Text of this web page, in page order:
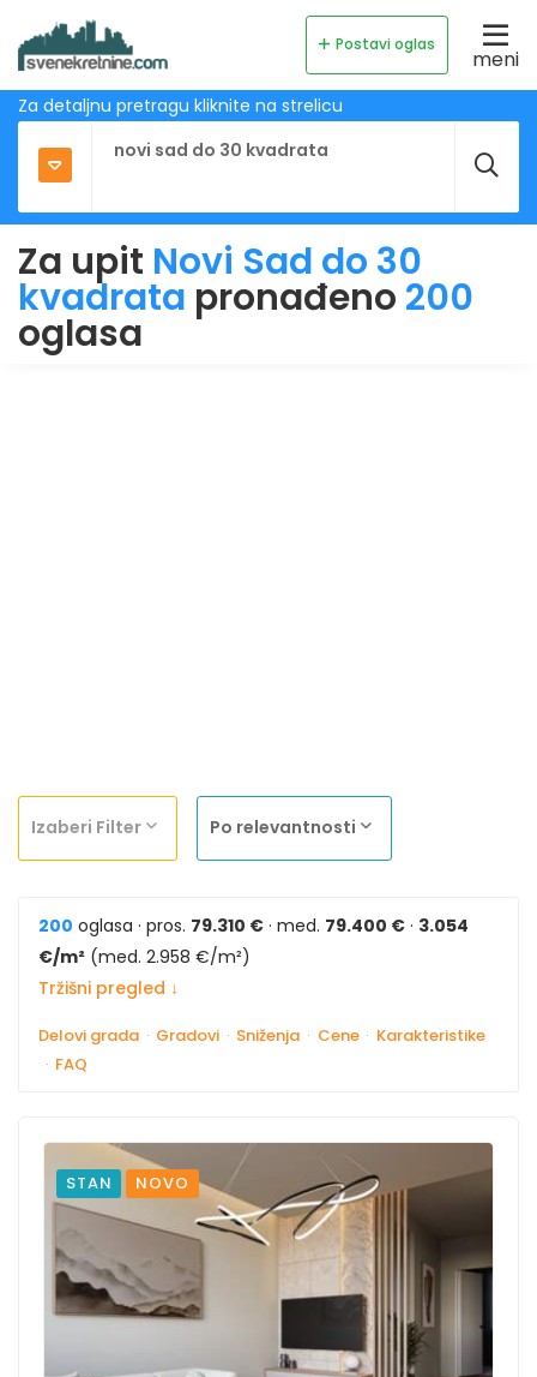
Postavi oglas
meni
Za detaljnu pretragu kliknite na strelicu
Za upit Novi Sad do 30
kvadrata pronađeno 200
oglasa
Izaberi Filter Po relevantnosti
200 oglasa · pros. 79.310 € · med. 79.400 € · 3.054
€/m² (med. 2.958 €/m²)
Tržišni pregled ↓
Delovi grada · Gradovi · Sniženja · Cene · Karakteristike
· FAQ
STAN NOVO